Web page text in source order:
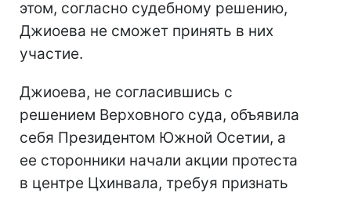
этом, согласно судебному решению,
Джиоева не сможет принять в них
участие.
Джиоева, не согласившись с
решением Верховного суда, объявила
себя Президентом Южной Осетии, а
ее сторонники начали акции протеста
в центре Цхинвала, требуя признать